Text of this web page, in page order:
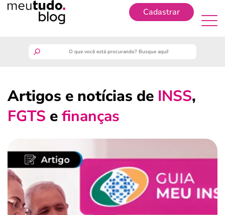
Cadastrar
guia do trabalhador
benefícios
crédito fácil
últimas notícias
Artigos e notícias de INSS,
FGTS efinanças